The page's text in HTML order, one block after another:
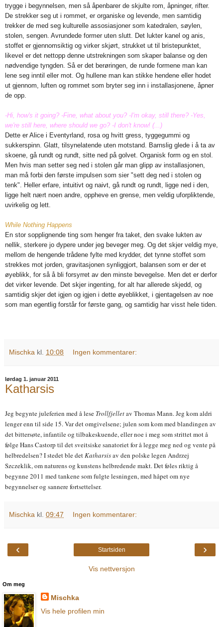
trygge i begynnelsen, men så åpenbarer de skjulte rom, åpninger, rifter.
De strekker seg ut i rommet, er organiske og levende, men samtidig
trekker de med seg kulturelle assosiasjoner som katedralen, søylen,
stolen, sengen. Avrundede former uten slutt. Det lukter kanel og anis,
stoffet er gjennomsiktig og virker skjørt, strukket ut til bristepunktet,
likevel er det nettopp denne utstrekningen som skaper balanse og den
nødvendige tyngden. Så er det berøringen, de runde formene man kan
lene seg inntil eller mot. Og hullene man kan stikke hendene eller hodet
ut gjennom, luften og rommet som bryter seg inn i installasjonene, åpner
de opp.
-Hi, how's it going? -Fine, what about you? -I'm okay, still there? -Yes,
we're still here, where should we go? -I don't know! (...)
Dette er Alice i Eventyrland, rosa og hvitt gress, tyggegummi og
sukkerspinn. Glatt, tilsynelatende uten motstand. Barnslig glede i å ta av
skoene, gå rundt og rundt, sitte ned på golvet. Organisk form og en stol.
Men hvis man setter seg ned i stolen går man glipp av installasjonen,
man må forbi den første impulsen som sier "sett deg ned i stolen og
tenk". Heller erfare, intuitivt og naivt, gå rundt og rundt, ligge ned i den,
ligge helt nært noen andre, oppheve en grense, men veldig uforpliktende,
uvirkelig og lett.
While Nothing Happens
En stor sopplignende ting som henger fra taket, den svake lukten av
nellik, sterkere jo dypere under jeg beveger meg. Og det skjer veldig mye,
mellom de hengende trådene fylte med krydder, det tynne stoffet som
strekkes mot jorden, gravitasjonen synliggjort, balansen som er der et
øyeblikk, for så å bli forsyrret av den minste bevegelse. Men det er derfor
det virker levende. Det skjer ingenting, for alt har allerede skjedd, og
samtidig skjer det igjen og igjen i dette øyeblikket, i gjentagelsen av noe
som man egentlig forstår for første gang, og samtidig har visst hele tiden.
Mischka kl. 10:08 Ingen kommentarer:
lørdag 1. januar 2011
Katharsis
Jeg begynte juleferien med å lese Trollfjelletav Thomas Mann. Jeg kom aldri
lenger enn til side 15. Var det omgivelsene; julen som kom med blandingen av
det bittersøte, infantile og tilbakeskuende, eller noe i meg som strittet mot å
følge Hans Castorp til det sveitsiske sanatoriet for å legge meg ned og vente på
helbredelsen? I stedet ble det Katharsisav den polske legen Andrzej
Szczeklik, om naturens og kunstens helbredende makt. Det føles riktig å
begynne 2011 med tankene som fulgte lesningen, med håpet om nye
begynnelser og sannere fortsettelser.
Mischka kl. 09:47 Ingen kommentarer:
‹ ›
Startsiden
Vis nettversjon
Om meg
Mischka
Vis hele profilen min